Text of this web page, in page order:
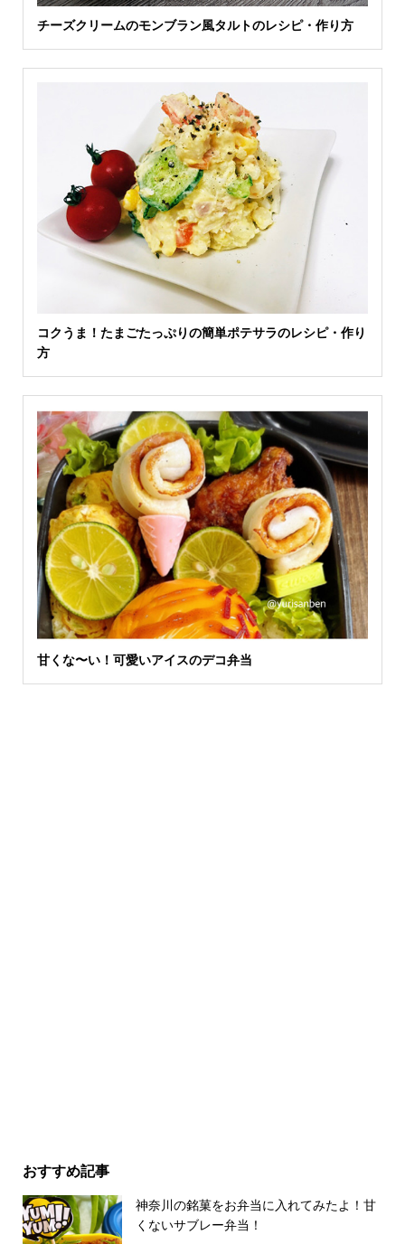
チーズクリームのモンブラン風タルトのレシピ・作り方
コクうま！たまごたっぷりの簡単ポテサラのレシピ・作り
方
甘くな〜い！可愛いアイスのデコ弁当
おすすめ記事
神奈川の銘菓をお弁当に入れてみたよ！甘
くないサブレー弁当！